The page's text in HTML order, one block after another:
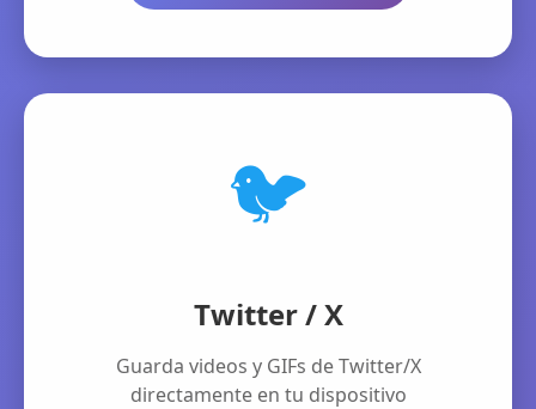
🐦
Twitter / X
Guarda videos y GIFs de Twitter/X
directamente en tu dispositivo